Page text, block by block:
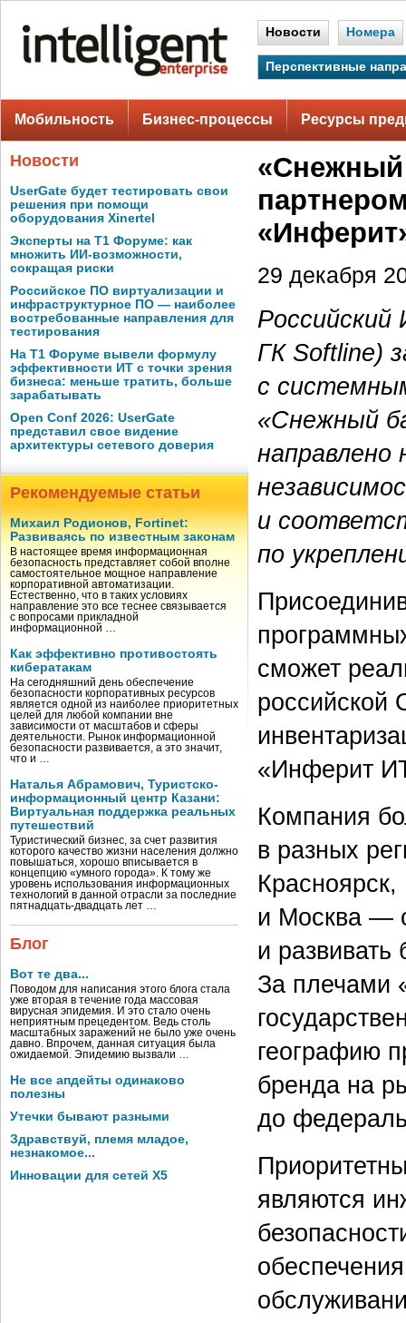
Новости Номера
Перспективные
Мобильность Бизнес-процессы Ресурсы
Новости
UserGate будет тестировать свои
решения при помощи
оборудования Xinertel
Эксперты на Т1 Форуме: как
множить ИИ-возможности,
сокращая риски
Российское ПО виртуализации и
инфраструктурное ПО — наиболее
востребованные направления для
тестирования
На Т1 Форуме вывели формулу
эффективности ИТ с точки зрения
бизнеса: меньше тратить, больше
зарабатывать
Open Conf 2026: UserGate
представил свое видение
архитектуры сетевого доверия
Рекомендуемые статьи
Михаил Родионов, Fortinet:
Развиваясь по известным законам
В настоящее время информационная
безопасность представляет собой вполне
самостоятельное мощное направление
корпоративной автоматизации.
Естественно, что в таких условиях
направление это все теснее связывается
с вопросами прикладной
информационной …
Как эффективно противостоять
кибератакам
На сегодняшний день обеспечение
безопасности корпоративных ресурсов
является одной из наиболее приоритетных
целей для любой компании вне
зависимости от масштабов и сферы
деятельности. Рынок информационной
безопасности развивается, а это значит,
что и …
Наталья Абрамович, Туристско-
информационный центр Казани:
Виртуальная поддержка реальных
путешествий
Туристический бизнес, за счет развития
которого качество жизни населения должно
повышаться, хорошо вписывается в
концепцию «умного города». К тому же
уровень использования информационных
технологий в данной отрасли за последние
пятнадцать-двадцать лет …
Блог
Вот те два...
Поводом для написания этого блога стала
уже вторая в течение года массовая
вирусная эпидемия. И это стало очень
неприятным прецедентом. Ведь столь
масштабных заражений не было уже очень
давно. Впрочем, данная ситуация была
ожидаемой. Эпидемию вызвали …
Не все апдейты одинаково
полезны
Утечки бывают разными
Здравствуй, племя младое,
незнакомое...
Инновации для сетей X5
29 декабря
ГК Softline)
с
«Снежный
направлено
и
по
сможет
«Инферит
Компания
в разных
и Москва —
и
За плечами
географию
бренда на
до
являются